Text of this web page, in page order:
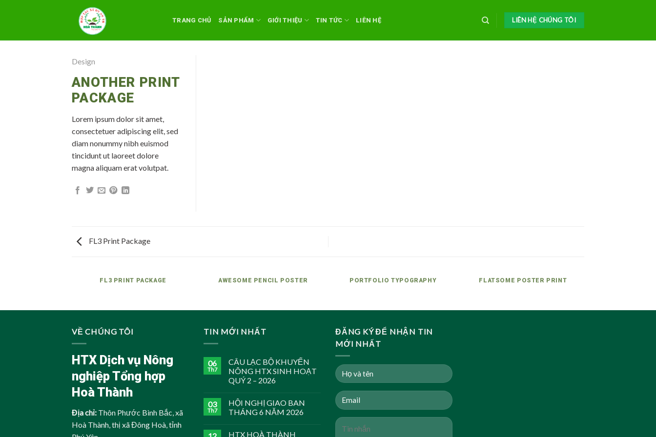
TRANG CHỦ SẢN PHẨM GIỚI THIỆU TIN TỨC LIÊN HỆ LIÊN HỆ CHÚNG TÔI
Design
ANOTHER PRINT
PACKAGE
Lorem ipsum dolor sit amet,
consectetuer adipiscing elit, sed
diam nonummy nibh euismod
tincidunt ut laoreet dolore
magna aliquam erat volutpat.
FL3 Print Package
FL3 PRINT PACKAGE AWESOME PENCIL POSTER PORTFOLIO TYPOGRAPHY FLATSOME POSTER PRINT
VỀ CHÚNG TÔI
HTX Dịch vụ Nông
nghiệp Tổng hợp
Hoà Thành
Địa chỉ: Thôn Phước Bình Bắc, xã
Hoà Thành, thị xã Đông Hoà, tỉnh
TIN MỚI NHẤT
06
Th7
CÂU LẠC BỘ KHUYẾN
NÔNG HTX SINH HOẠT
QUÝ 2 – 2026
03
Th7
HỘI NGHỊ GIAO BAN
THÁNG 6 NĂM 2026
HTX HOÀ THÀNH
ĐĂNG KÝ ĐỂ NHẬN TIN
MỚI NHẤT